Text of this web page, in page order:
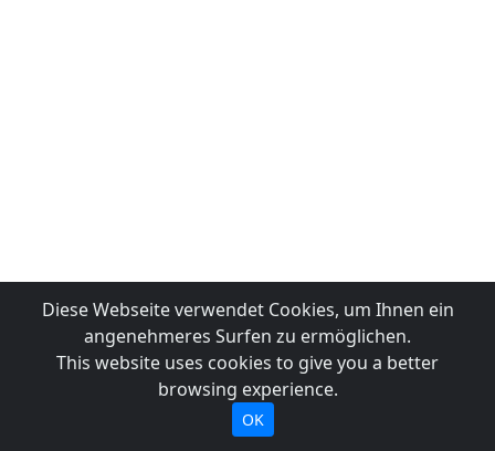
Diese Webseite verwendet Cookies, um Ihnen ein
angenehmeres Surfen zu ermöglichen.
This website uses cookies to give you a better
browsing experience.
OK